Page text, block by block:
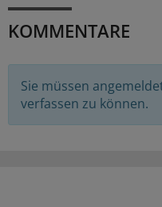
KOMMENTARE
Sie müssen
verfassen zu können.